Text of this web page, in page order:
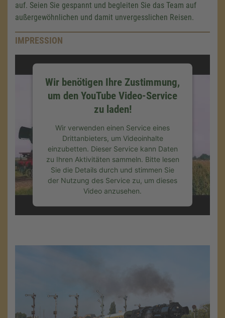
auf. Seien Sie gespannt und begleiten Sie das Team auf
außergewöhnlichen und damit unvergesslichen Reisen.
IMPRESSION
Wir benötigen Ihre Zustimmung,
um den YouTube Video-Service
zu laden!
Wir verwenden einen Service eines
Drittanbieters, um Videoinhalte
einzubetten. Dieser Service kann Daten
zu Ihren Aktivitäten sammeln. Bitte lesen
Sie die Details durch und stimmen Sie
der Nutzung des Service zu, um dieses
Video anzusehen.
Mehr Informationen